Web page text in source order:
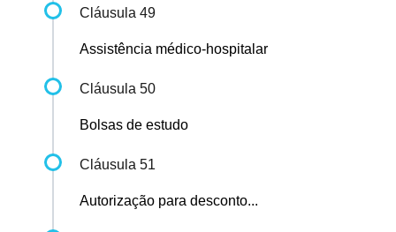
Cláusula 49
Assistência médico-hospitalar
Cláusula 50
Bolsas de estudo
Cláusula 51
Autorização para desconto...